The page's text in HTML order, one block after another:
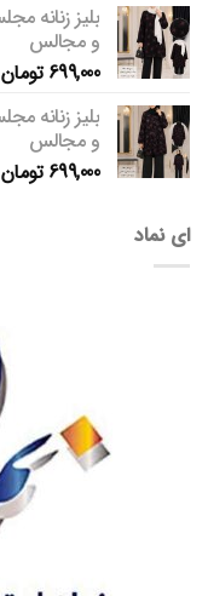
و مجالس
699,000 تومان
و مجالس
699,000 تومان
ای نماد